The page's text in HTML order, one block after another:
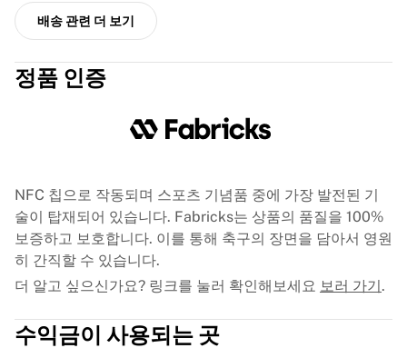
배송 관련 더 보기
정품 인증
NFC 칩으로 작동되며 스포츠 기념품 중에 가장 발전된 기
술이 탑재되어 있습니다. Fabricks는 상품의 품질을 100%
보증하고 보호합니다. 이를 통해 축구의 장면을 담아서 영원
히 간직할 수 있습니다.
더 알고 싶으신가요? 링크를 눌러 확인해보세요 보러 가기.
수익금이 사용되는 곳